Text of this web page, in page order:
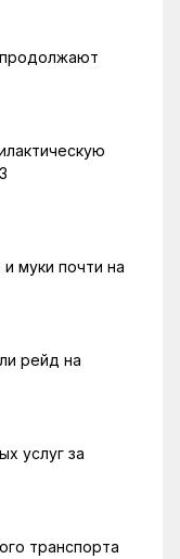
муки почти на
рейд на
услуг за
транспорта